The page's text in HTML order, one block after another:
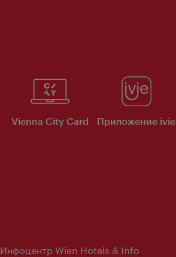
Vienna City Card Приложение ivie
Инфоцентр Wien Hotels & Info